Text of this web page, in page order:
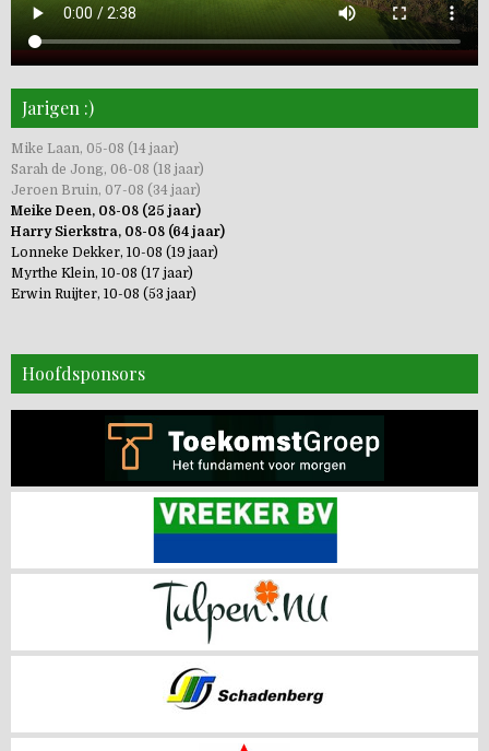
Jarigen :)
Mike Laan, 05-08 (14 jaar)
Sarah de Jong, 06-08 (18 jaar)
Jeroen Bruin, 07-08 (34 jaar)
Meike Deen, 08-08 (25 jaar)
Harry Sierkstra, 08-08 (64 jaar)
Lonneke Dekker, 10-08 (19 jaar)
Myrthe Klein, 10-08 (17 jaar)
Erwin Ruijter, 10-08 (53 jaar)
Hoofdsponsors